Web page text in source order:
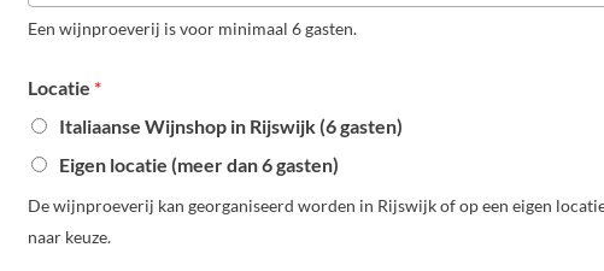
Een wijnproeverij is voor minimaal 6 gasten.
Locatie *
Italiaanse Wijnshop in Rijswijk (6 gasten)
Eigen locatie (meer dan 6 gasten)
De wijnproeverij kan georganiseerd worden in Rijswijk of op een eigen
naar keuze.